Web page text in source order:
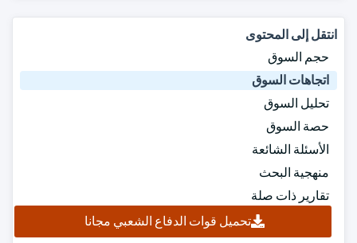
انتقل إلى المحتوى
حجم السوق
اتجاهات السوق
تحليل السوق
حصة السوق
الأسئلة الشائعة
منهجية البحث
تقارير ذات صلة
تحميل قوات الدفاع الشعبي مجانا